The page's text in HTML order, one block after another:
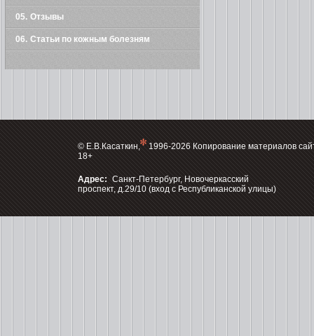
05 Отзывы
06 Статьи по кожным болезням
Адрес: Санкт-Петербург, Новочеркасский
проспект, д.29/10 (вход с Республиканской улицы)
© Е.В.Касаткин,
1996-2026 Копирование материалов
18+